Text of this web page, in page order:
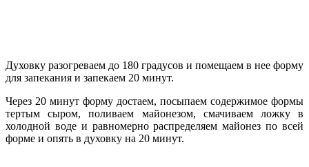
Духовку разогреваем до 180 градусов и помещаем в нее форму
для запекания и запекаем 20 минут.
Через 20 минут форму достаем, посыпаем содержимое формы
тертым сыром, поливаем майонезом, смачиваем ложку в
холодной воде и равномерно распределяем майонез по всей
форме и опять в духовку на 20 минут.